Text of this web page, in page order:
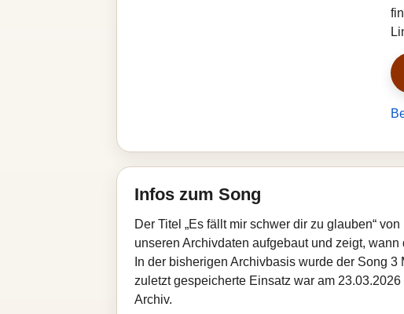
Infos zum Song
Der Titel „Es fällt mir schwer dir zu glauben“
unseren Archivdaten aufgebaut und zeigt,
In der bisherigen Archivbasis wurde der Song
zuletzt gespeicherte Einsatz war am
Archiv.